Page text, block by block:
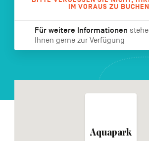
FR NL
IM VORAUS ZU
Für weitere Informationen
Ihnen gerne zur Verfügung
Aquapark